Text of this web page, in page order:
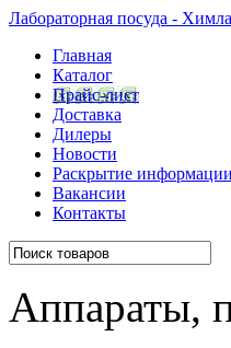
Лабораторная посуда -
Главная
Каталог
Прайс-лист
Доставка
Дилеры
Новости
Раскрытие информации
Вакансии
Контакты
Аппараты,